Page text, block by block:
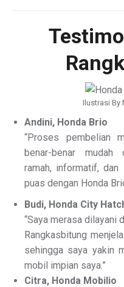
Ilustrasi By
Andini, Honda Brio
“Proses pembelian
benar-benar mudah
ramah, informatif, dan
puas dengan Honda
Budi, Honda City
“Saya merasa dilayani
Rangkasbitung
sehingga saya yakin
mobil impian saya.”
Citra, Honda Mobilio